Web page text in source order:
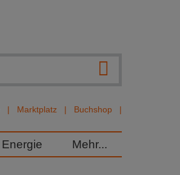
Marktplatz Buchshop
Energie Mehr...